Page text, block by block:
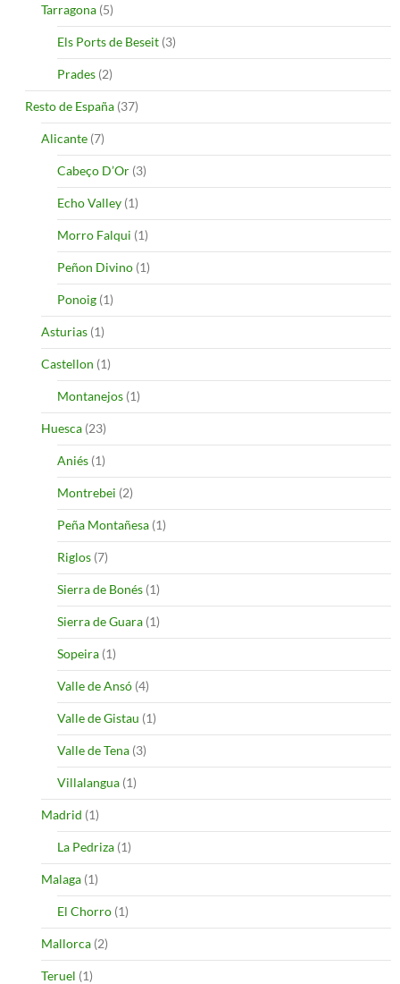
Tarragona (5)
Els Ports de Beseit (3)
Prades (2)
Resto de España (37)
Alicante (7)
Cabeço D’Or (3)
Echo Valley (1)
Morro Falqui (1)
Peñon Divino (1)
Ponoig (1)
Asturias (1)
Castellon (1)
Montanejos (1)
Huesca (23)
Aniés (1)
Montrebei (2)
Peña Montañesa (1)
Riglos (7)
Sierra de Bonés (1)
Sierra de Guara (1)
Sopeira (1)
Valle de Ansó (4)
Valle de Gistau (1)
Valle de Tena (3)
Villalangua (1)
Madrid (1)
La Pedriza (1)
Malaga (1)
El Chorro (1)
Mallorca (2)
Teruel (1)